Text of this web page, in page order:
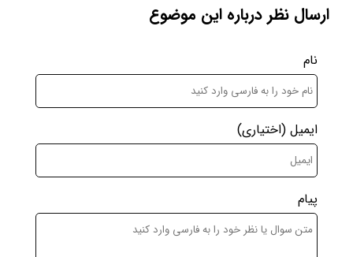
ارسال نظر درباره این موضوع
نام
ایمیل (اختیاری)
پیام